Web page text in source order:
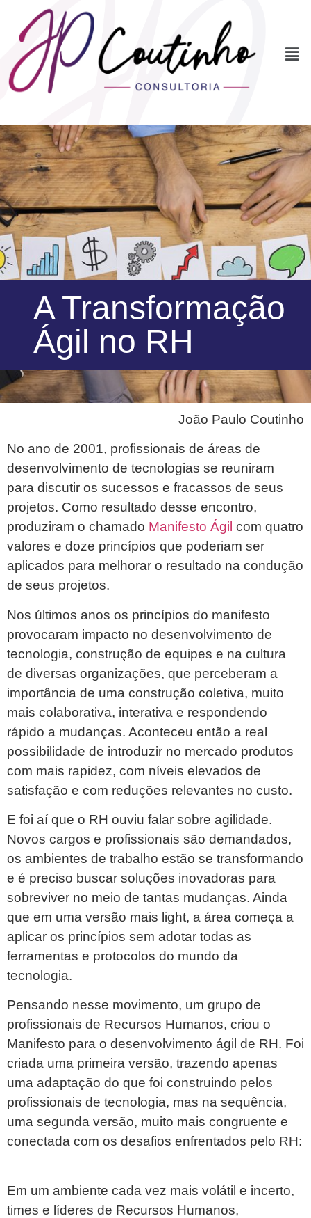
A Transformação
Ágil no RH
João Paulo Coutinho
No ano de 2001, profissionais de áreas de
desenvolvimento de tecnologias se reuniram
para discutir os sucessos e fracassos de seus
projetos. Como resultado desse encontro,
produziram o chamado Manifesto Ágil com quatro
valores e doze princípios que poderiam ser
aplicados para melhorar o resultado na condução
de seus projetos.
Nos últimos anos os princípios do manifesto
provocaram impacto no desenvolvimento de
tecnologia, construção de equipes e na cultura
de diversas organizações, que perceberam a
importância de uma construção coletiva, muito
mais colaborativa, interativa e respondendo
rápido a mudanças. Aconteceu então a real
possibilidade de introduzir no mercado produtos
com mais rapidez, com níveis elevados de
satisfação e com reduções relevantes no custo.
E foi aí que o RH ouviu falar sobre agilidade.
Novos cargos e profissionais são demandados,
os ambientes de trabalho estão se transformando
e é preciso buscar soluções inovadoras para
sobreviver no meio de tantas mudanças. Ainda
que em uma versão mais light, a área começa a
aplicar os princípios sem adotar todas as
ferramentas e protocolos do mundo da
tecnologia.
Pensando nesse movimento, um grupo de
profissionais de Recursos Humanos, criou o
Manifesto para o desenvolvimento ágil de RH. Foi
criada uma primeira versão, trazendo apenas
uma adaptação do que foi construindo pelos
profissionais de tecnologia, mas na sequência,
uma segunda versão, muito mais congruente e
conectada com os desafios enfrentados pelo RH:
Em um ambiente cada vez mais volátil e incerto,
times e líderes de Recursos Humanos,